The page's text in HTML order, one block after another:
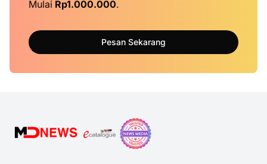
Mulai Rp1.000.000.
Pesan Sekarang